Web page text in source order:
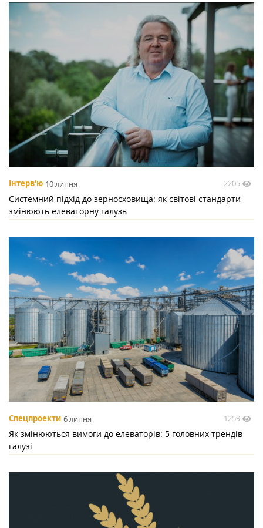
Інтерв'ю 10 липня 2205
Системний підхід до зерносховища: як світові стандарти
змінюють елеваторну галузь
Спецпроекти 6 липня 1259
Як змінюються вимоги до елеваторів: 5 головних трендів
галузі